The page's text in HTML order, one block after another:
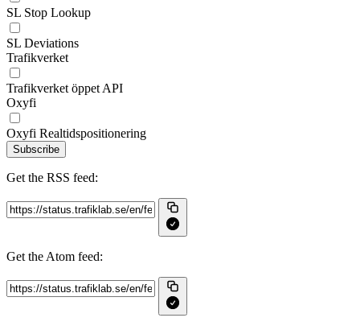
SL Stop Lookup
SL Deviations
Trafikverket
Trafikverket öppet API
Oxyfi
Oxyfi Realtidspositionering
Subscribe
Get the RSS feed:
Get the Atom feed: